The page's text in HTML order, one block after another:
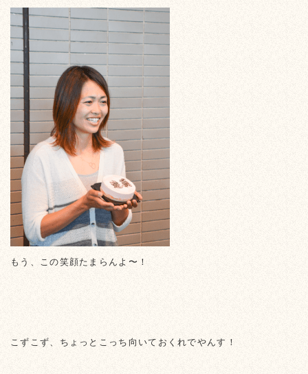
もう、この笑顔たまらんよ〜！
こずこず、ちょっとこっち向いておくれでやんす！